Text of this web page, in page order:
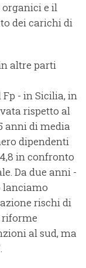
e il
dei carichi di
altre parti
- in Sicilia, in
rispetto al
anni di media
dipendenti
in confronto
Da due anni -
lanciamo
rischi di
riforme
al sud, ma